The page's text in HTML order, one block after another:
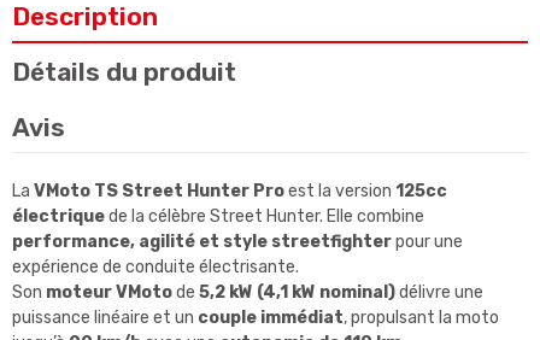
Description
Détails du produit
Avis
La VMoto TS Street Hunter Proest la version 125cc
électriquede la célèbre Street Hunter. Elle combine
performance, agilité et style streetfighterpour une
expérience de conduite électrisante.
Son moteur VMotode 5,2 kW (4,1 kW nominal)délivre une
puissance linéaire et un couple immédiat, propulsant la moto